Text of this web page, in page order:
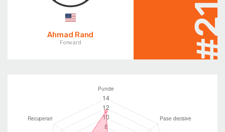
Ahmad Rand
Forward